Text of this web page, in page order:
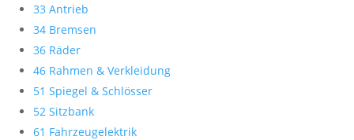
33 Antrieb
34 Bremsen
36 Räder
46 Rahmen & Verkleidung
51 Spiegel & Schlösser
52 Sitzbank
61 Fahrzeugelektrik